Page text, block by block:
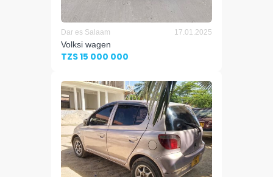
Dar es Salaam 17.01.2025
Volksi wagen
TZS 15 000 000